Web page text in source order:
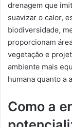
drenagem que
suavizar o calor,
biodiversidade,
proporcionam
vegetação e
ambiente mais
humana quanto a
Como a